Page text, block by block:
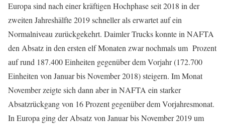
Europa sind nach einer kräftigen Hochphase seit 2018 in der
zweiten Jahreshälfte 2019 schneller als erwartet auf ein
Normalniveau zurückgekehrt. Daimler Trucks konnte in NAFTA
den Absatz in den ersten elf Monaten zwar nochmals um Prozent
auf rund 187.400 Einheiten gegenüber dem Vorjahr (172.700
Einheiten von Januar bis November 2018) steigern. Im Monat
November zeigte sich dann aber in NAFTA ein starker
Absatzrückgang von 16 Prozent gegenüber dem Vorjahresmonat.
In Europa ging der Absatz von Januar bis November 2019 um